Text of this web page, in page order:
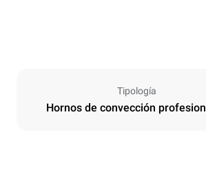
Tipología
Hornos de convección